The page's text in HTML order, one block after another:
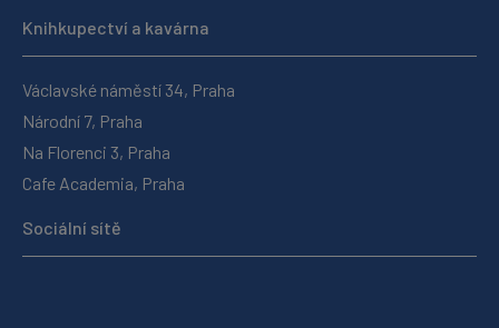
Knihkupectví a kavárna
Václavské náměstí 34, Praha
Národní 7, Praha
Na Florenci 3, Praha
Cafe Academia, Praha
Sociální sítě